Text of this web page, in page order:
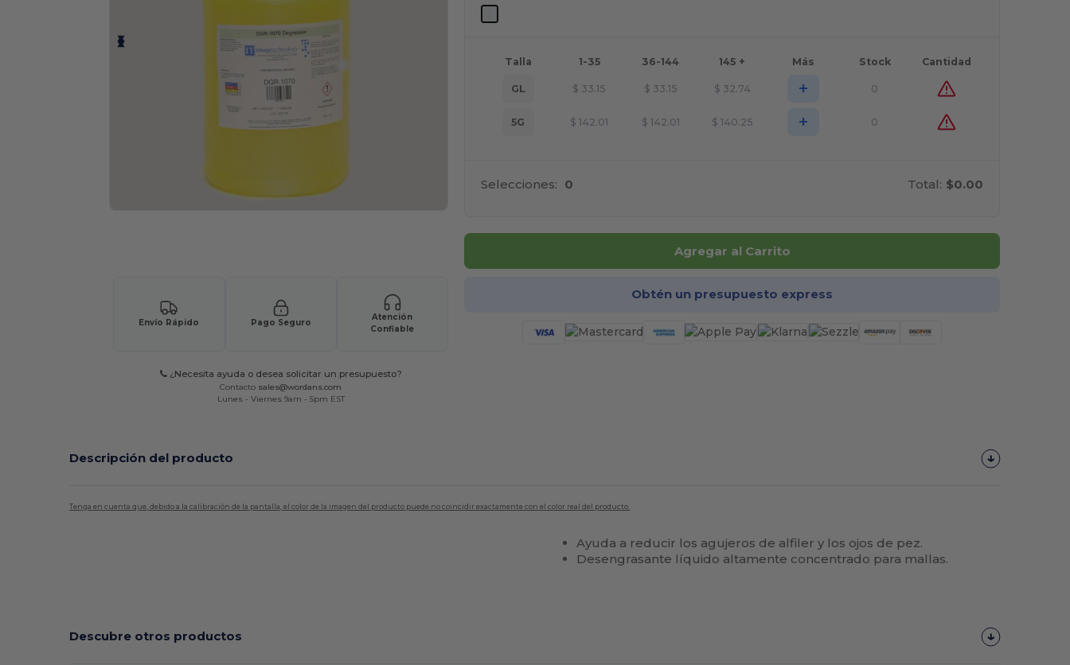
Envío Rápido Pago Seguro
Atención
Confiable
¿Necesita ayuda o desea solicitar un presupuesto?
Contacto sales@wordans.com
Lunes - Viernes 9am - 5pm EST
Talla 1-35 36-144 145 + Más Stock Cantidad
GL $ 33.15 $ 33.15 $ 32.74 + 0
5G $ 142.01 $ 142.01 $ 140.25 + 0
Selecciones: 0 Total: $0.00
Agregar al Carrito
Obtén un presupuesto express
Descripción del producto
Tenga en cuenta que, debido a la calibración de la pantalla, el color de la imagen del producto puede no coincidir exactamente con el color real del producto.
Ayuda a reducir los agujeros de alfiler y los ojos de pez.
Desengrasante líquido altamente concentrado para mallas.
Descubre otros productos